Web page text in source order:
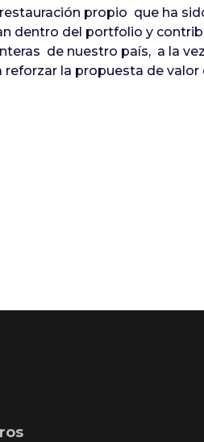
propio que ha
dentro del portfolio y
de nuestro país, a la
la propuesta de valor